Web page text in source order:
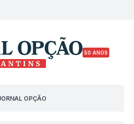
50 ANOS
OPÇÃO